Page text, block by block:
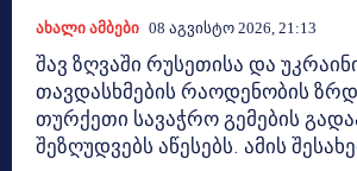
Ახალი Ამბები 08 Აგვისტო 2026, 21:13
შავ ზღვაში რუსეთისა და
თავდასხმების რაოდენობის
თურქეთი სავაჭრო გემების
შეზღუდვებს აწესებს. ამის